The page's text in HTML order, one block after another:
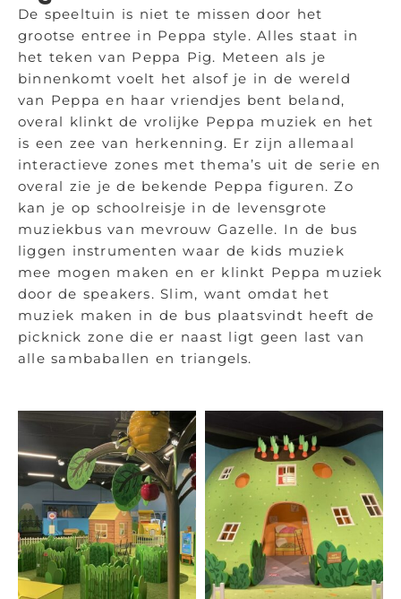
De speeltuin is niet te missen door het
grootse entree in Peppa style. Alles staat in
het teken van Peppa Pig. Meteen als je
binnenkomt voelt het alsof je in de wereld
van Peppa en haar vriendjes bent beland,
overal klinkt de vrolijke Peppa muziek en het
is een zee van herkenning. Er zijn allemaal
interactieve zones met thema’s uit de serie en
overal zie je de bekende Peppa figuren. Zo
kan je op schoolreisje in de levensgrote
muziekbus van mevrouw Gazelle. In de bus
liggen instrumenten waar de kids muziek
mee mogen maken en er klinkt Peppa muziek
door de speakers. Slim, want omdat het
muziek maken in de bus plaatsvindt heeft de
picknick zone die er naast ligt geen last van
alle sambaballen en triangels.